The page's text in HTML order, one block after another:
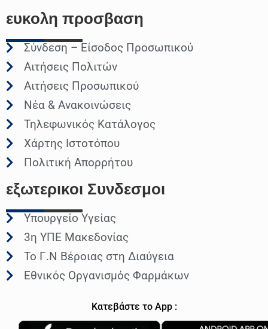
ευκολη προσβαση
Σύνδεση – Είσοδος Προσωπικού
Αιτήσεις Πολιτών
Αιτήσεις Προσωπικού
Νέα & Ανακοινώσεις
Τηλεφωνικός Κατάλογος
Χάρτης Ιστοτόπου
Πολιτική Απορρήτου
εξωτερικοι Συνδεσμοι
Υπουργείο Υγείας
3η ΥΠΕ Μακεδονίας
Το Γ.Ν Βέροιας στη Διαύγεια
Εθνικός Οργανισμός Φαρμάκων
Κατεβάστε το App :